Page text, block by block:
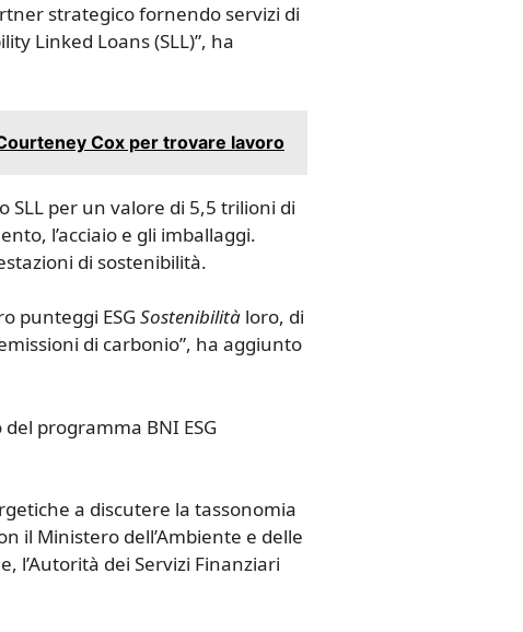
strategico fornendo servizi di
Linked Loans (SLL)”, ha
Cox per trovare lavoro
per un valore di 5,5 trilioni di
l’acciaio e gli imballaggi.
di sostenibilità.
punteggi ESGSostenibilità loro, di
di carbonio”, ha aggiunto
programma BNI ESG
a discutere la tassonomia
il Ministero dell’Ambiente e delle
l’Autorità dei Servizi Finanziari